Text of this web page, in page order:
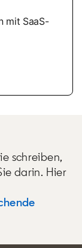
mit SaaS-
schreiben,
darin. Hier